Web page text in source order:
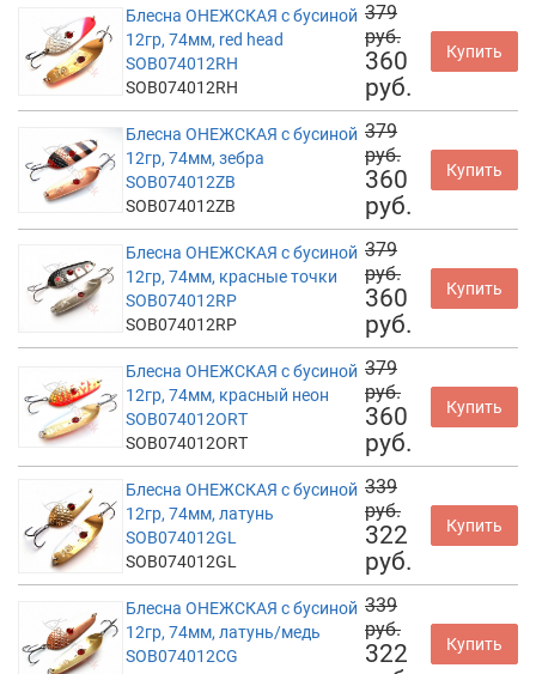
Блесна ОНЕЖСКАЯ с бусиной
12гр, 74мм, red head
SOB074012RH
SOB074012RH
379
руб.
360
руб.
Купить
Блесна ОНЕЖСКАЯ с бусиной
12гр, 74мм, зебра
SOB074012ZB
SOB074012ZB
379
руб.
360
руб.
Купить
Блесна ОНЕЖСКАЯ с бусиной
12гр, 74мм, красные точки
SOB074012RP
SOB074012RP
379
руб.
360
руб.
Купить
Блесна ОНЕЖСКАЯ с бусиной
12гр, 74мм, красный неон
SOB074012ORT
SOB074012ORT
379
руб.
360
руб.
Купить
Блесна ОНЕЖСКАЯ с бусиной
12гр, 74мм, латунь
SOB074012GL
SOB074012GL
339
руб.
322
руб.
Купить
Блесна ОНЕЖСКАЯ с бусиной
12гр, 74мм, латунь/медь
SOB074012CG
339
руб.
322
Купить